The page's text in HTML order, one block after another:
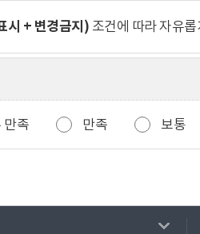
시 + 변경금지) 조건에 따라 자유
만족 만족 보통